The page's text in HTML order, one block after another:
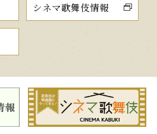
シネマ歌舞伎情報